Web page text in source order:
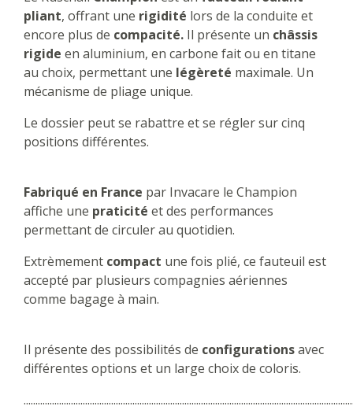
pliant, offrant une rigidité lors de la conduite et
encore plus de compacité.Il présente un châssis
rigide en aluminium, en carbone fait ou en titane
au choix, permettant une légèreté maximale. Un
mécanisme de pliage unique.
Le dossier peut se rabattre et se régler sur cinq
positions différentes.
Fabriqué en France par Invacare le Champion
affiche une praticité et des performances
permettant de circuler au quotidien.
Extrèmement compact une fois plié, ce fauteuil est
accepté par plusieurs compagnies aériennes
comme bagage à main.
Il présente des possibilités de configurationsavec
différentes options et un large choix de coloris.